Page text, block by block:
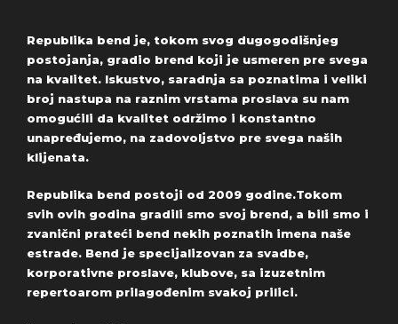
Republika bend je, tokom svog dugogodišnjeg
postojanja, gradio brend koji je usmeren pre svega
na kvalitet. Iskustvo, saradnja sa poznatima i veliki
broj nastupa na raznim vrstama proslava su nam
omogućili da kvalitet održimo i konstantno
unapređujemo, na zadovoljstvo pre svega naših
klijenata.
Republika bend postoji od 2009 godine.Tokom
svih ovih godina gradili smo svoj brend, a bili smo i
zvanični prateći bend nekih poznatih imena naše
estrade. Bend je specijalizovan za svadbe,
korporativne proslave, klubove, sa izuzetnim
repertoarom prilagođenim svakoj prilici.